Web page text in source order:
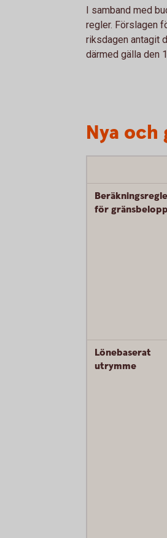
I samband med
regler. Förslagen
riksdagen antagit
därmed gälla den
Nya och
för gränsbelopp
Lönebaserat
utrymme